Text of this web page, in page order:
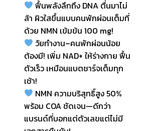
ฟื้นพลังลึกถึง DNA ตื่นมาไม่
ล้า ผิวใสขึ้นแบบคนพักผ่อนเต็มที่
ด้วย NMN เข้มข้น 100 mg!
วัยทำงาน–คนพักผ่อนน้อย
ต้องมี! เพิ่ม NAD+ ให้ร่างกาย ฟื้น
ตัวเร็ว เหมือนแบตชาร์จเต็มทุก
เช้า!
NMN ความบริสุทธิ์สูง 50%
พร้อม COA ชัดเจน—ดีกว่า
แบรนด์ที่บอกแต่ตัวเลขแต่ไม่มี